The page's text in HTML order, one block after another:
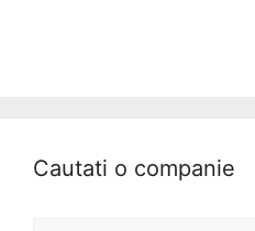
Cautati o companie